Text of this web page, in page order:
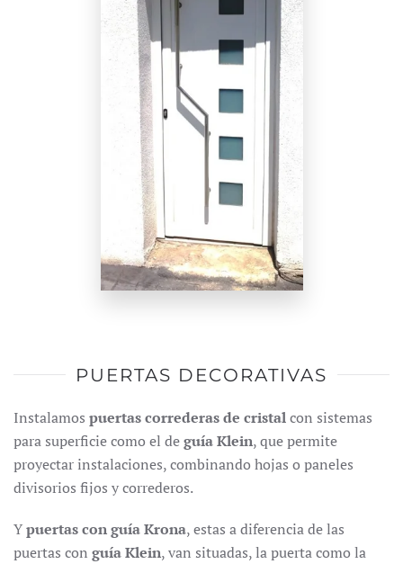
PUERTAS DECORATIVAS
Instalamos puertas correderas de cristalcon sistemas
para superficie como el deguía Klein, que permite
proyectar instalaciones, combinando hojas o paneles
divisorios fijos y correderos.
Ypuertas con guía Krona, estas a diferencia de las
puertas con guía Klein, van situadas, la puerta como la